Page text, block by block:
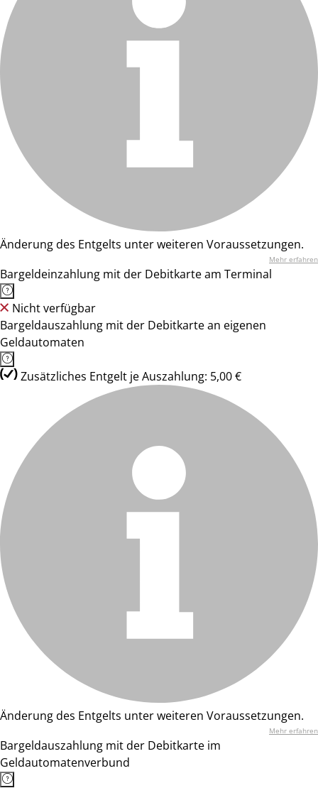
Änderung des Entgelts unter weiteren Voraussetzungen.
Mehr erfahren
Bargeldeinzahlung mit der Debitkarte am Terminal
Nicht verfügbar
Bargeldauszahlung mit der Debitkarte an eigenen
Geldautomaten
Zusätzliches Entgelt je Auszahlung: 5,00 €
Änderung des Entgelts unter weiteren Voraussetzungen.
Mehr erfahren
Bargeldauszahlung mit der Debitkarte im
Geldautomatenverbund